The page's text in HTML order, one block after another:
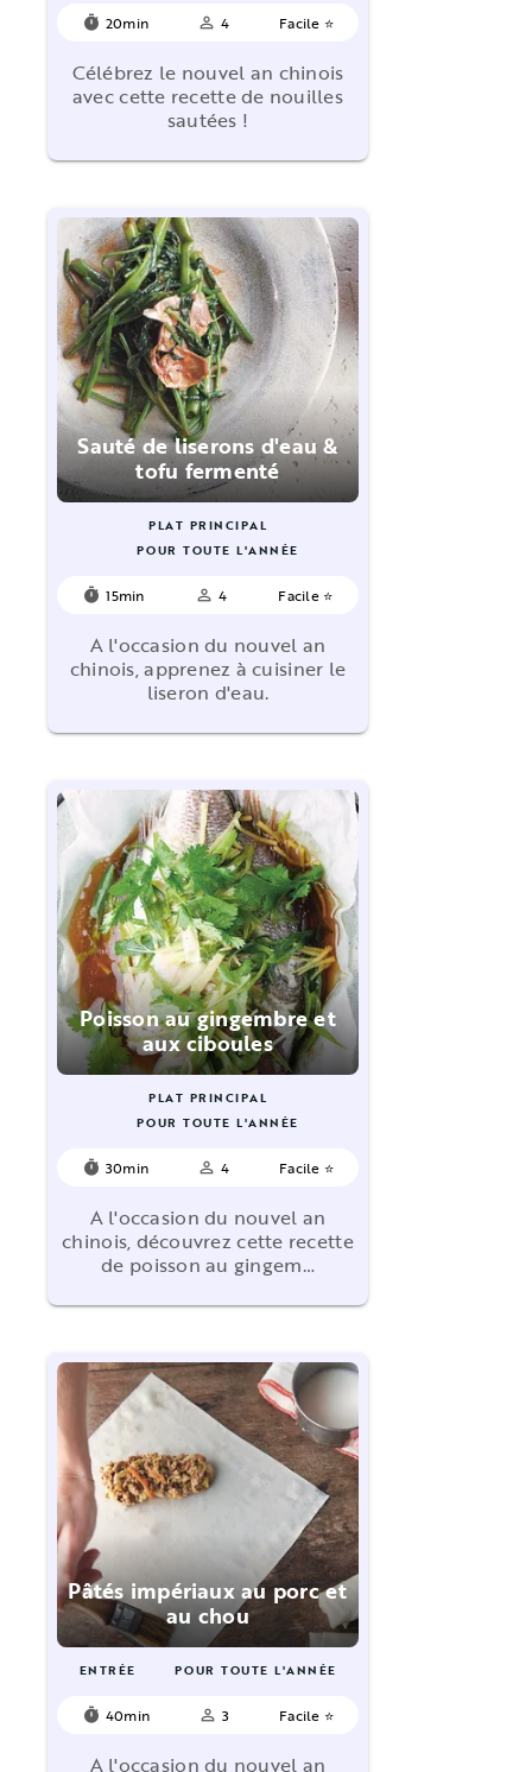
timer 20min person_outline 4 Facile ⭐
Célébrez le nouvel an chinois
avec cette recette de nouilles
sautées !
Sauté de liserons d'eau &
tofu fermenté
PLAT PRINCIPAL
POUR TOUTE L'ANNÉE
timer 15min person_outline 4 Facile ⭐
A l'occasion du nouvel an
chinois, apprenez à cuisiner le
liseron d'eau.
Poisson au gingembre et
aux ciboules
PLAT PRINCIPAL
POUR TOUTE L'ANNÉE
timer 30min person_outline 4 Facile ⭐
A l'occasion du nouvel an
chinois, découvrez cette recette
de poisson au gingem…
Pâtés impériaux au porc et
au chou
ENTRÉE POUR TOUTE L'ANNÉE
timer 40min person_outline 3 Facile ⭐
A l'occasion du nouvel an